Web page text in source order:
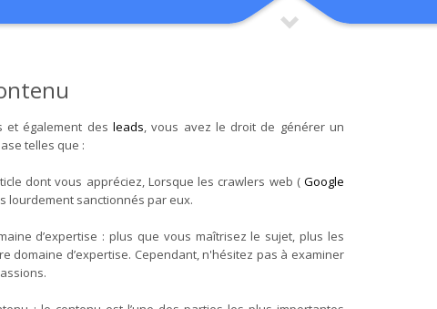
et également des leads, vous avez le droit de générer un
telles que :
dont vous appréciez, Lorsque les crawlers web (Google
lourdement sanctionnés par eux.
d’expertise : plus que vous maîtrisez le sujet, plus les
d’expertise. Cependant, n'hésitez pas à examiner